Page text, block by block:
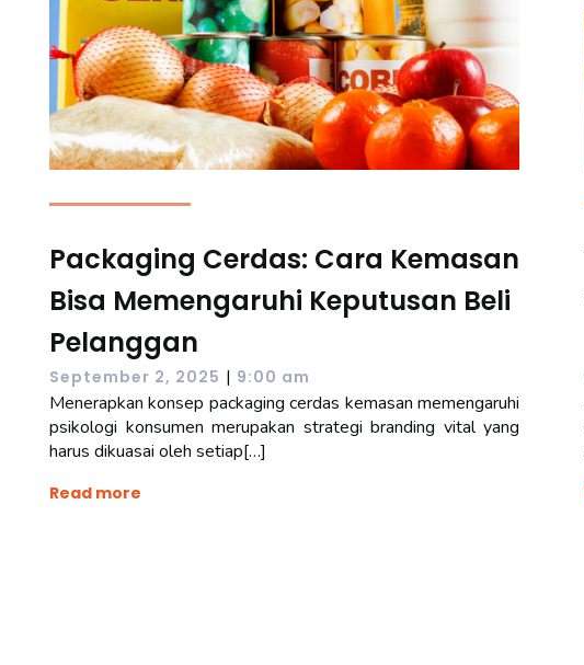
Packaging Cerdas: Cara Kemasan
Bisa Memengaruhi Keputusan Beli
Pelanggan
September 2, 2025 | 9:00 am
Menerapkan konsep packaging cerdas kemasan memengaruhi
psikologi konsumen merupakan strategi branding vital yang
harus dikuasai oleh setiap[…]
Read more